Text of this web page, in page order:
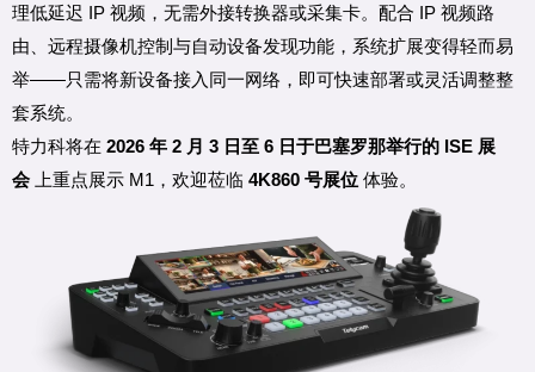
理低延迟 IP 视频， 无需外接转换器或采集卡。配合 IP 视频路
由、远程摄像机控制与自动设备发现功能，系统扩展变得轻而易
举——只需将新设备接入同一网络，即可快速部署或灵活调整整
套系统。
特力科将在 2026 年 2 月 3 日至 6 日于巴塞罗那举行的 ISE 展
会上重点展示 M1，欢迎莅临 4K860 号展位 体验。